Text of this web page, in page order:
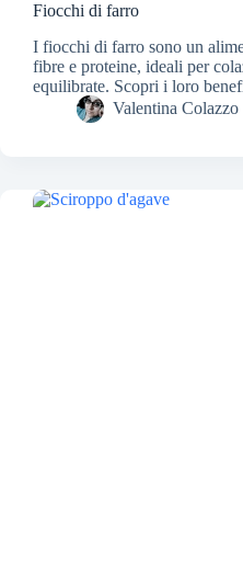
Fiocchi di farro
I fiocchi di farro sono un
fibre e proteine, ideali per
equilibrate. Scopri i loro
Valentina Colazzo